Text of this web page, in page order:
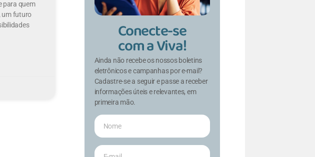
para quem
um futuro
Conecte-se
com a Viva!
Ainda não recebe os nossos boletins
eletrônicos e campanhas por e-mail?
Cadastre-se a seguir e passe a receber
informações úteis e relevantes, em
primeira mão.